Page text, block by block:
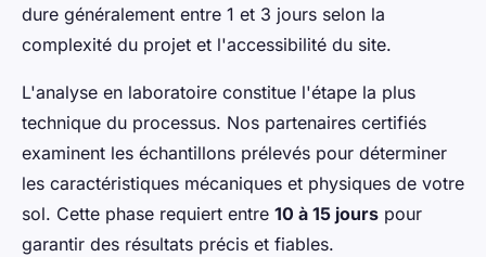
dure généralement entre 1 et 3 jours selon la
complexité du projet et l'accessibilité du site.
L'analyse en laboratoire constitue l'étape la plus
technique du processus. Nos partenaires certifiés
examinent les échantillons prélevés pour déterminer
les caractéristiques mécaniques et physiques de votre
sol. Cette phase requiert entre 10 à 15 jours pour
garantir des résultats précis et fiables.